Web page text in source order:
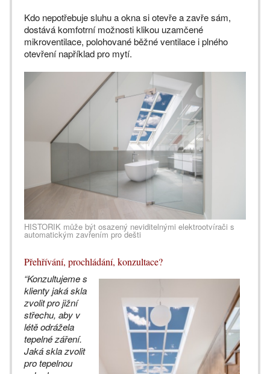
Kdo nepotřebuje sluhu a okna si otevře a zavře sám,
dostává komfotrní možnosti klikou uzamčené
mikroventilace, polohované běžné ventilace i plného
otevření například pro mytí.
HISTORIK může být osazený neviditelnými elektrootvírači s
automatickým zavřením pro dešti
Přehřívání, prochládání, konzultace?
“Konzultujeme s
klienty jaká skla
zvolit pro jižní
střechu, aby v
létě odrážela
tepelné záření.
Jaká skla zvolit
pro tepelnou